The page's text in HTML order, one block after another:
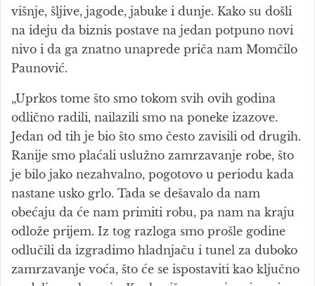
višnje, šljive, jagode, jabuke i dunje. Kako su došli
na ideju da biznis postave na jedan potpuno novi
nivo i da ga znatno unaprede priča nam Momčilo
Paunović.
„Uprkos tome što smo tokom svih ovih godina
odlično radili, nailazili smo na poneke izazove.
Jedan od tih je bio što smo često zavisili od drugih.
Ranije smo plaćali uslužno zamrzavanje robe, što
je bilo jako nezahvalno, pogotovo u periodu kada
nastane usko grlo. Tada se dešavalo da nam
obećaju da će nam primiti robu, pa nam na kraju
odlože prijem. Iz tog razloga smo prošle godine
odlučili da izgradimo hladnjaču i tunel za duboko
zamrzavanje voća, što će se ispostaviti kao ključno